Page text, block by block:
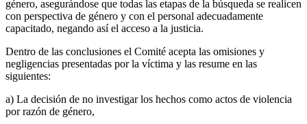
género, asegurándose que todas las etapas de la búsqueda se realicen
con perspectiva de género y con el personal adecuadamente
capacitado, negando así el acceso a la justicia.
Dentro de las conclusiones el Comité acepta las omisiones y
negligencias presentadas por la víctima y las resume en las
siguientes:
a) La decisión de no investigar los hechos como actos de violencia
por razón de género,